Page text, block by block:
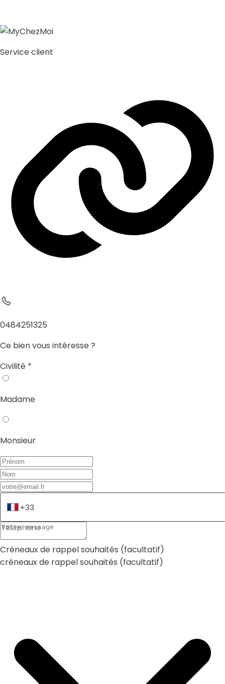
Service client
0484251325
Ce bien vous intéresse ?
Civilité *
Madame
Monsieur
Téléphone
Créneaux de rappel souhaités (facultatif)
créneaux de rappel souhaités (facultatif)